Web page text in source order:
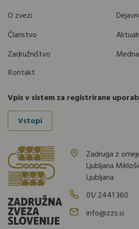
O zvezi
Članstvo
Zadružništvo
Kontakt
Vpis v sistem za registrirane
Vstopi
Zadruga z
Ljubljana
Ljubljana
01/ 2441 360
info@zzs.si